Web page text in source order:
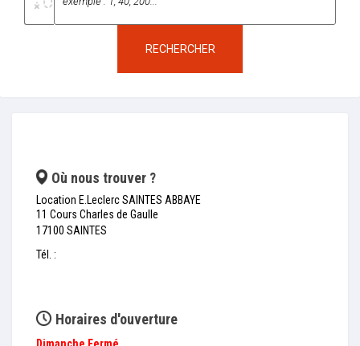
RECHERCHER
Où nous trouver ?
Location E.Leclerc SAINTES ABBAYE
11 Cours Charles de Gaulle
17100 SAINTES
Tél. :
Horaires d'ouverture